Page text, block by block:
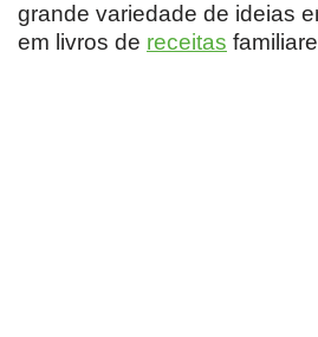
grande variedade de ideias
em livros de receitas